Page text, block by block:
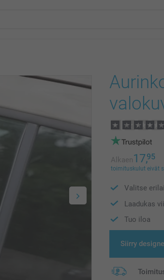
Alkaen17,95
toimituskulut eivät
Valitse
Laadukas
Tuo iloa
Siirry